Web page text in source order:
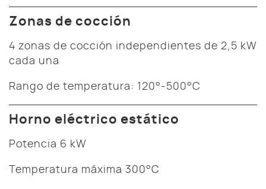
Zonas de cocción
4 zonas de cocción independientes de 2,5 kW
cada una
Rango de temperatura: 120°-500°C
Horno eléctrico estático
Potencia 6 kW
Temperatura máxima 300°C